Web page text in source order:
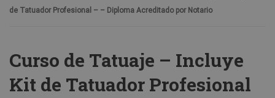
de Tatuador Profesional – – Diploma Acreditado por Notario
Curso de Tatuaje – Incluye
Kit de Tatuador Profesional